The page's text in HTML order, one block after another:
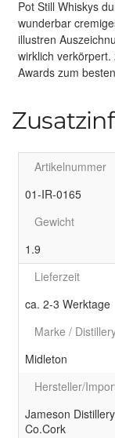
Pot Still Whiskys
wunderbar
illustren
wirklich
Awards zum
Artikelnummer
01-IR-0165
Gewicht
1.9
Lieferzeit
ca. 2-3 Werktage
Marke /
Midleton
Hersteller/
Jameson
Co.Cork